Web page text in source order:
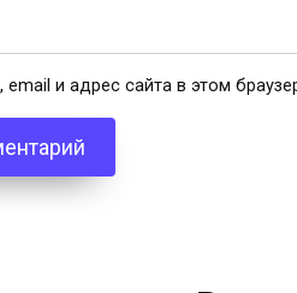
email и адрес сайта в этом